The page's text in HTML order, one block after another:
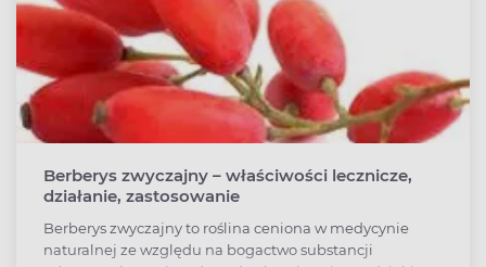
Berberys zwyczajny – właściwości lecznicze,
działanie, zastosowanie
Berberys zwyczajny to roślina ceniona w medycynie
naturalnej ze względu na bogactwo substancji